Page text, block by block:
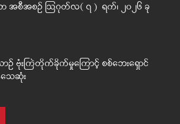
ာ အစီအစဉ် ဩဂုတ်လ( ၇ ) ရက်၊ ၂၀၂၆ ခု
ဗုံးကြဲတိုက်ခိုက်မှုကြောင့် စစ်ဘေးရှောင်
သေဆုံး